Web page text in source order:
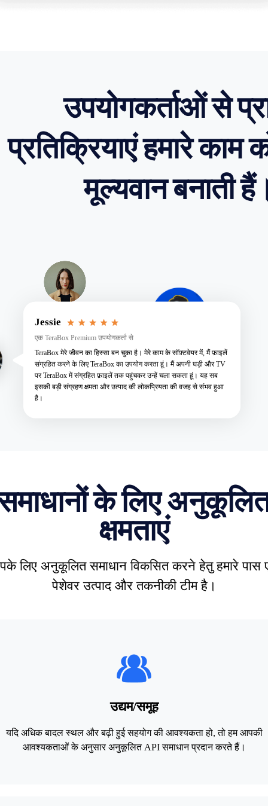
उपयोगकर्ताओं से
प्रतिक्रियाएं हमारे काम
मूल्यवान बनाती
Jessie
एक TeraBox Premium उपयोगकर्ता से
TeraBox मेरे जीवन का हिस्सा बन चुका है। मेरे काम के सॉफ़्टवेयर में, मैं फ़ाइलें
संग्रहित करने के लिए TeraBox का उपयोग करता हूं। मैं अपनी घड़ी और TV
पर TeraBox में संग्रहित फ़ाइलें तक पहुंचकर उन्हें चला सकता हूं। यह सब
इसकी बड़ी संग्रहण क्षमता और उत्पाद की लोकप्रियता की वजह से संभव हुआ
है।
के लिए
क्षमताएं
लिए अनुकूलित समाधान विकसित करने हेतु हमारे पास
पेशेवर उत्पाद और तकनीकी टीम है।
उद्यम/समूह
यदि अधिक बादल स्थल और बढ़ी हुई सहयोग की आवश्यकता हो, तो हम आपकी
आवश्यकताओं के अनुसार अनुकूलित API समाधान प्रदान करते हैं।